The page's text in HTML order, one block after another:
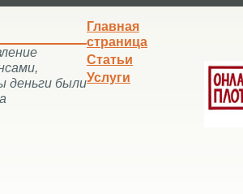
деньги были
Главная
страница
Статьи
Услуги